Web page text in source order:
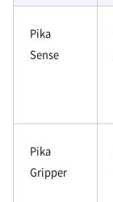
Pika
Sense
Pika
Gripper